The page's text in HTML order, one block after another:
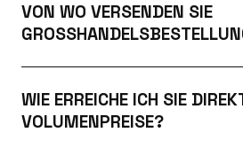
VON WO VERSENDEN SIE
WIE ERREICHE ICH SIE
VOLUMENPREISE?